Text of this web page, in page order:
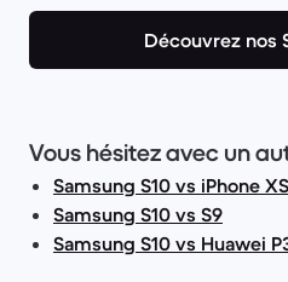
Découvrez nos
Vous hésitez avec un
Samsung S10 vs iPhone XS
Samsung S10 vs S9
Samsung S10 vs Huawei